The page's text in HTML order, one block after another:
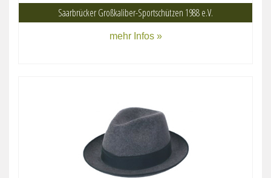
Saarbrücker Großkaliber-Sportschützen 1988 e.V.
mehr Infos »